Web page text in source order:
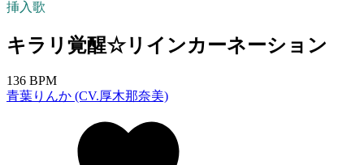
挿入歌
キラリ覚醒☆リインカーネーション
136 BPM
青葉りんか (CV.厚木那奈美)